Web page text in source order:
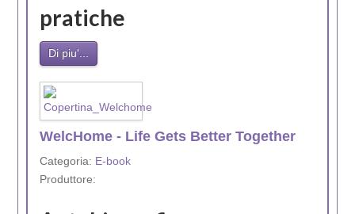
pratiche
Di piu'...
WelcHome - Life Gets Better Together
Categoria: E-book
Produttore: